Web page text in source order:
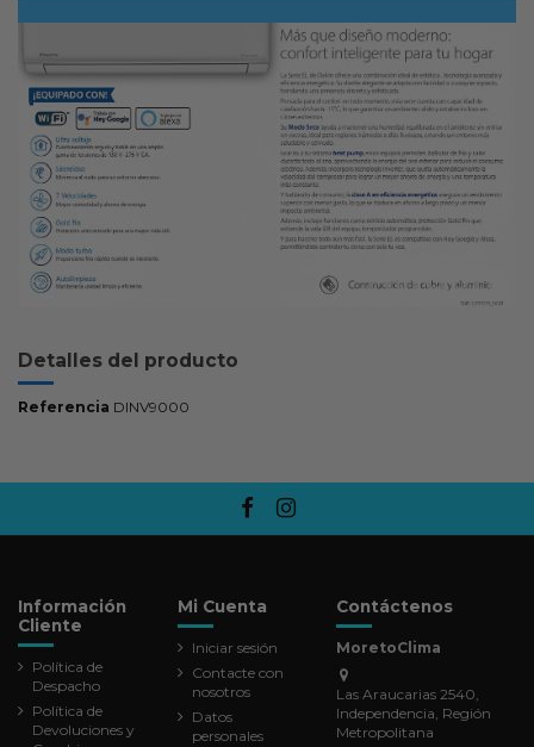
Detalles del producto
Referencia DINV9000
Información
Cliente
Política de
Despacho
Política de
Devoluciones y
Mi Cuenta
Iniciar sesión
Contacte con
nosotros
Datos
personales
Contáctenos
MoretoClima
Las Araucarias 2540,
Independencia, Región
Metropolitana